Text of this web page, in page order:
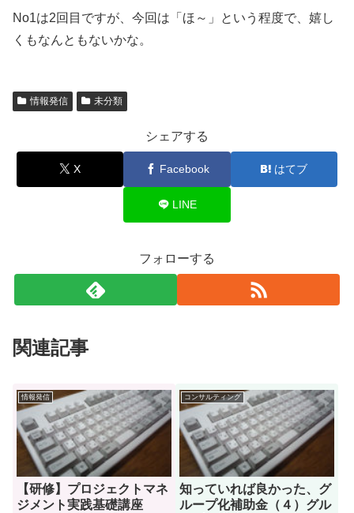
No1は2回目ですが、今回は「ほ～」という程度で、嬉し
くもなんともないかな。
情報発信 未分類
シェアする
X Facebook はてブ
LINE
フォローする
関連記事
情報発信
【研修】プロジェクトマネ
ジメント実践基礎講座
コンサルティング
知っていれば良かった、グ
ループ化補助金（４）グル